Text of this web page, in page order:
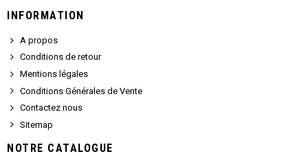
INFORMATION
A propos
Conditions de retour
Mentions légales
Conditions Générales de Vente
Contactez nous
Sitemap
NOTRE CATALOGUE